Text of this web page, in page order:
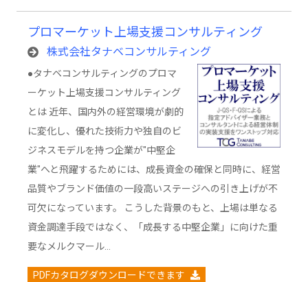
プロマーケット上場支援コンサルティング
株式会社タナベコンサルティング
●タナベコンサルティングのプロマ
ーケット上場支援コンサルティング
とは 近年、国内外の経営環境が劇的
に変化し、優れた技術力や独自のビ
ジネスモデルを持つ企業が"中堅企
業"へと飛躍するためには、成長資金の確保と同時に、経営
品質やブランド価値の一段高いステージへの引き上げが不
可欠になっています。 こうした背景のもと、上場は単なる
資金調達手段ではなく、「成長する中堅企業」に向けた重
要なメルクマール…
PDFカタログダウンロードできます